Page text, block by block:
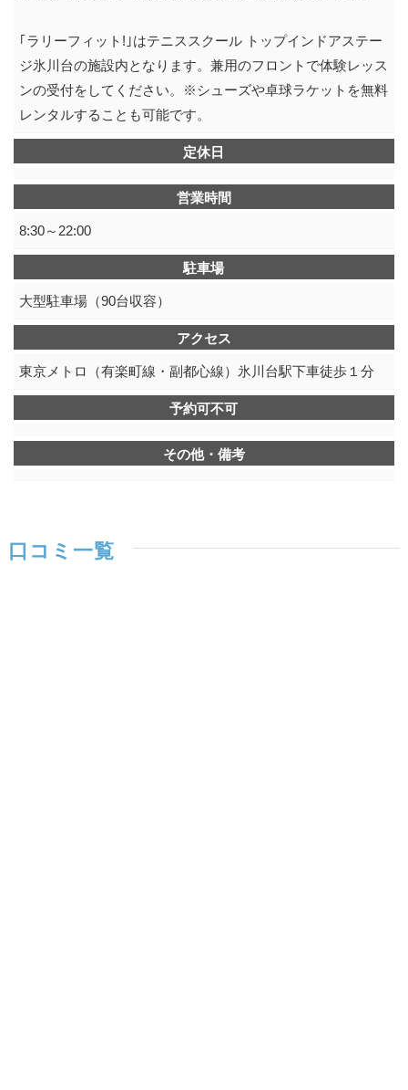
｢ラリーフィット!｣はテニススクール トップインドアステー
ジ氷川台の施設内となります。兼用のフロントで体験レッス
ンの受付をしてください。※シューズや卓球ラケットを無料
レンタルすることも可能です。
定休日
営業時間
8:30～22:00
駐車場
大型駐車場（90台収容）
アクセス
東京メトロ（有楽町線・副都心線）氷川台駅下車徒歩１分
予約可不可
その他・備考
口コミ一覧